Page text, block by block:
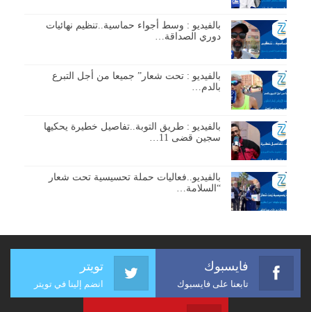
بالفيديو : وسط أجواء حماسية..تنظيم نهائيات
دوري الصداقة…
بالفيديو : تحت شعار” جميعا من أجل التبرع
بالدم…
بالفيديو : طريق التوبة..تفاصيل خطيرة يحكيها
سجين قضى 11…
بالفيديو..فعاليات حملة تحسيسية تحت شعار
“السلامة…
فايسبوك
تابعنا على فايسبوك
تويتر
انضم إلينا في تويتر